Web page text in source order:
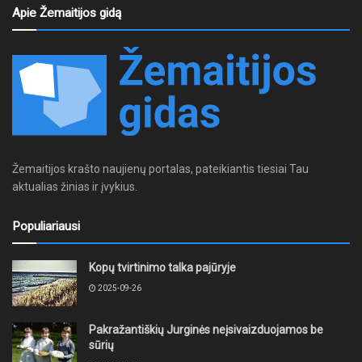
Apie Žemaitijos gidą
Žemaitijos krašto naujienų portalas, pateikiantis tiesiai Tau
aktualias žinias ir įvykius.
Populiariausi
Kopų tvirtinimo talka pajūryje
2025-09-26
Pakražantiškių Jurginės neįsivaizduojamos be
sūrių